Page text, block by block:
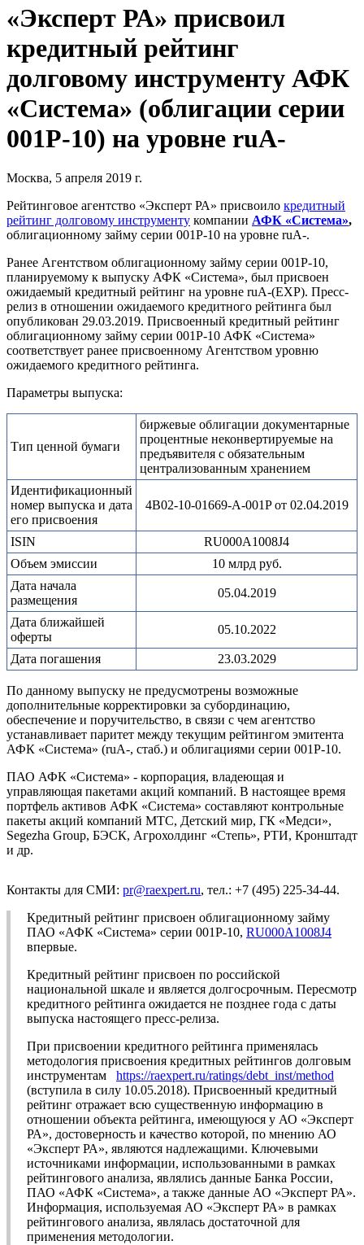
«Эксперт РА» присвоил
кредитный рейтинг
долговому инструменту АФК
«Система» (облигации серии
001Р-10) на уровне ruA-
Москва, 5 апреля 2019 г.
Рейтинговое агентство «Эксперт РА» присвоило кредитный
рейтинг долговому инструменту компании АФК «Система»,
облигационному займу серии 001Р-10 на уровне ruA-.
Ранее Агентством облигационному займу серии 001Р-10,
планируемому к выпуску АФК «Система», был присвоен
ожидаемый кредитный рейтинг на уровне ruA-(EXP). Пресс-
релиз в отношении ожидаемого кредитного рейтинга был
опубликован 29.03.2019. Присвоенный кредитный рейтинг
облигационному займу серии 001Р-10 АФК «Система»
соответствует ранее присвоенному Агентством уровню
ожидаемого кредитного рейтинга.
Параметры выпуска:
Тип ценной бумаги
биржевые облигации документарные
процентные неконвертируемые на
предъявителя с обязательным
централизованным хранением
Идентификационный
номер выпуска и дата
его присвоения
4B02-10-01669-A-001P от 02.04.2019
ISIN
RU000A1008J4
Объем эмиссии
10 млрд руб.
Дата начала
размещения
05.04.2019
Дата ближайшей
оферты
05.10.2022
Дата погашения 23.03.2029
По данному выпуску не предусмотрены возможные
дополнительные корректировки за субординацию,
обеспечение и поручительство, в связи с чем агентство
устанавливает паритет между текущим рейтингом эмитента
АФК «Система» (ruA-, стаб.) и облигациями серии 001Р-10.
ПАО АФК «Система» - корпорация, владеющая и
управляющая пакетами акций компаний. В настоящее время
портфель активов АФК «Система» составляют контрольные
пакеты акций компаний МТС, Детский мир, ГК «Медси»,
Segezha Group, БЭСК, Агрохолдинг «Степь», РТИ, Кронштадт
и др.
Контакты для СМИ: pr@raexpert.ru, тел.: +7 (495) 225-34-44.
Кредитный рейтинг присвоен облигационному займу
ПАО «АФК «Система» серии 001Р-10, RU000A1008J4
впервые.
Кредитный рейтинг присвоен по российской
национальной шкале и является долгосрочным. Пересмотр
кредитного рейтинга ожидается не позднее года с даты
выпуска настоящего пресс-релиза.
При присвоении кредитного рейтинга применялась
методология присвоения кредитных рейтингов долговым
инструментам https://raexpert.ru/ratings/debt_inst/method
(вступила в силу 10.05.2018). Присвоенный кредитный
рейтинг отражает всю существенную информацию в
отношении объекта рейтинга, имеющуюся у АО «Эксперт
РА», достоверность и качество которой, по мнению АО
«Эксперт РА», являются надлежащими. Ключевыми
источниками информации, использованными в рамках
рейтингового анализа, являлись данные Банка России,
ПАО «АФК «Система», а также данные АО «Эксперт РА».
Информация, используемая АО «Эксперт РА» в рамках
рейтингового анализа, являлась достаточной для
применения методологии.